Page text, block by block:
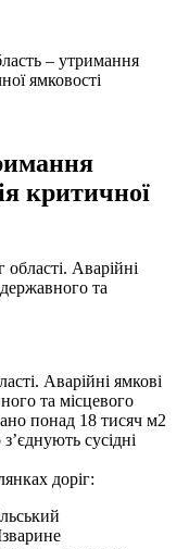
– утримання
ямковості
критичної
Аварійні
та
Аварійні ямкові
та місцевого
понад 18 тисяч м2
сусідні
доріг: